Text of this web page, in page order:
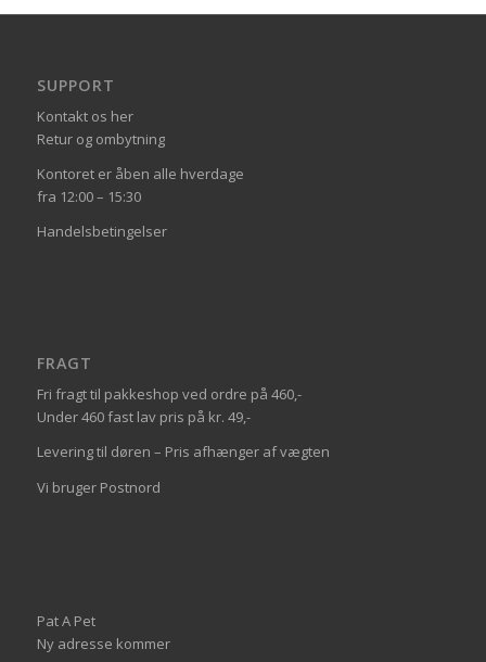
SUPPORT
Kontakt os her
Retur og ombytning
Kontoret er åben alle hverdage
fra 12:00 – 15:30
Handelsbetingelser
FRAGT
Fri fragt til pakkeshop ved ordre på 460,-
Under 460 fast lav pris på kr. 49,-
Levering til døren – Pris afhænger af vægten
Vi bruger Postnord
Pat A Pet
Ny adresse kommer